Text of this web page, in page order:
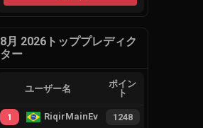
8月 2026トッププレディク
ター
ユーザー名
ポイン
ト
1 RiqirMainEvie 1248